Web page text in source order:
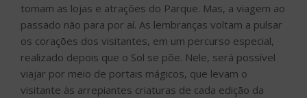
tomam as lojas e atrações do Parque. Mas, a viagem ao
passado não para por aí. As lembranças voltam a pulsar
os corações dos visitantes, em um percurso especial,
realizado depois que o Sol se põe. Nele, será possível
viajar por meio de portais mágicos, que levam o
visitante às arrepiantes criaturas de cada edição da